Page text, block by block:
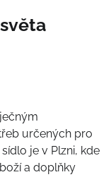
určených pro
je v Plzni, kde
a doplňky